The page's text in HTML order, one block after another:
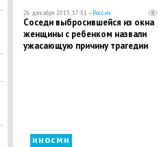
26 декабря 2015, 17:51 —Россия
Соседи выбросившейся из окна
женщины с ребенком назвали
ужасающую причину трагедии
иносми